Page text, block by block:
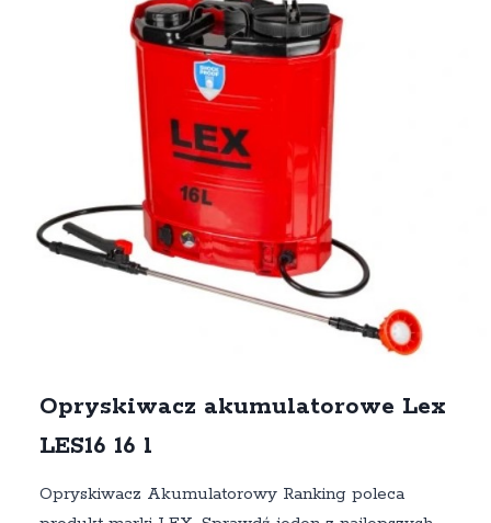
Opryskiwacz akumulatorowe Lex
LES16 16 l
Opryskiwacz Akumulatorowy Ranking poleca